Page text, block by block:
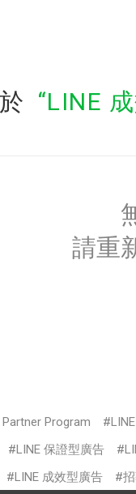
LINE
請重
Program
LINE 保證型廣告
LINE 成效型廣告